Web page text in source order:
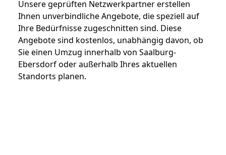
Unsere geprüften Netzwerkpartner erstellen
Ihnen unverbindliche Angebote, die speziell auf
Ihre Bedürfnisse zugeschnitten sind. Diese
Angebote sind kostenlos, unabhängig davon, ob
Sie einen Umzug innerhalb von Saalburg-
Ebersdorf oder außerhalb Ihres aktuellen
Standorts planen.